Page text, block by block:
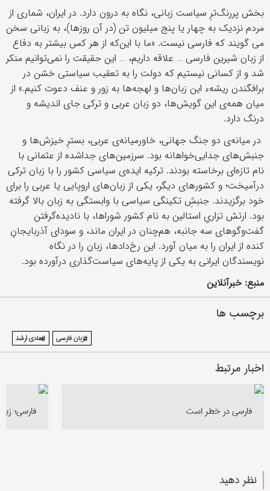
بخش پررنگ‌ترِ سیاست زبانی، نگاه به درون دارد. در ایران، شماری از
مردم نزدیک به چهار یا پنج میلیون تن (در آن روزها)، به زبانی سخن
می گویند که فارسی نیست. «ما با این‌که از هر کس بیشتر به دفاع
از زبان شیرین فارسی … علاقه داریم، … این حقیقت را نمی‌توانیم منکر
شد و از کسانی نیستیم که دولت را به تعقیب سیاستی خشن در
برافگندن ریشهء این زبان‌ها و لهجه‌ها به زور و عنف دعوت کنیم.» از
میان همه‌ی این گویش‌ها، دو زبان عربی و ترکی جای اندیشه و
درنگ دارد.
در میانه‌ی دو جنگ جهانی، خاورمیانه‌ی عربی، بسترِ خیزش‌ها و
جنبش‌های جدایی‌خواهانه بود. سرزمین‌های جداشده از عثمانی با
نام تازه‌ای برخاسته بودند. ترکیه ایده‌ی سیاسی کشور را با زبان ترکی
درآمیخت؛ و کشورهای دیگر، یکی از زبان‌های اروپایی یا عربی را برای
خود برگزیدند. جنبشِ تکینگی سیاسی با وابستگی به زبان بالا گرفته
بود. ارتش تزاریِ استالین به نام کشور شوراها، با نادیده‌گرفتن
گفت‌وگوهای سه جانبه، هم‌چنان در ایران ماند، و سودای آذربایجانِ
کنده از ایران را به میان آورد. این رخ‌دادها، زبان را در نگاه
نویسندگان ایرانی به یکی از پایه‌های سیاست‌گذاری درآورده بود.
منبع: خبرآنلاین
برچسب ها
#زبان فارسی #هادی ارشد
اخبار مرتبط
فارسی در خطر است فارسی؛
نظر دهید